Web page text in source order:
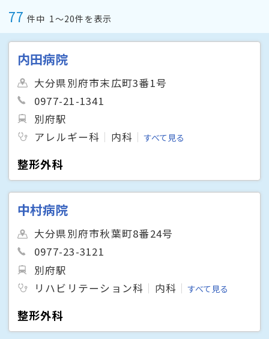
77 件中 1〜20件を表示
内田病院
大分県別府市末広町3番1号
0977-21-1341
別府駅
アレルギー科
内科 すべて見る
整形外科
中村病院
大分県別府市秋葉町8番24号
0977-23-3121
別府駅
リハビリテーション科
内科 すべて見る
整形外科